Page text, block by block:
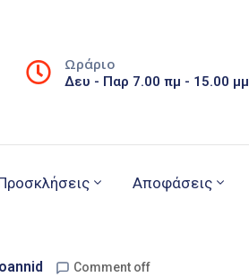
Ωράριο
Δευ - Παρ 7.00 πμ - 15.00 μμ
Αποφάσεις
Comment off